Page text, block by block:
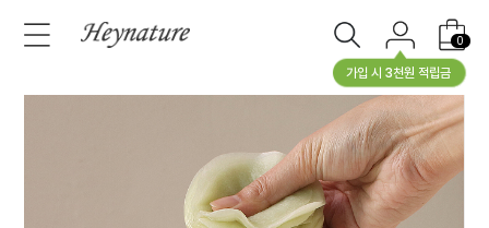
가입 시 3천원 적립금
0